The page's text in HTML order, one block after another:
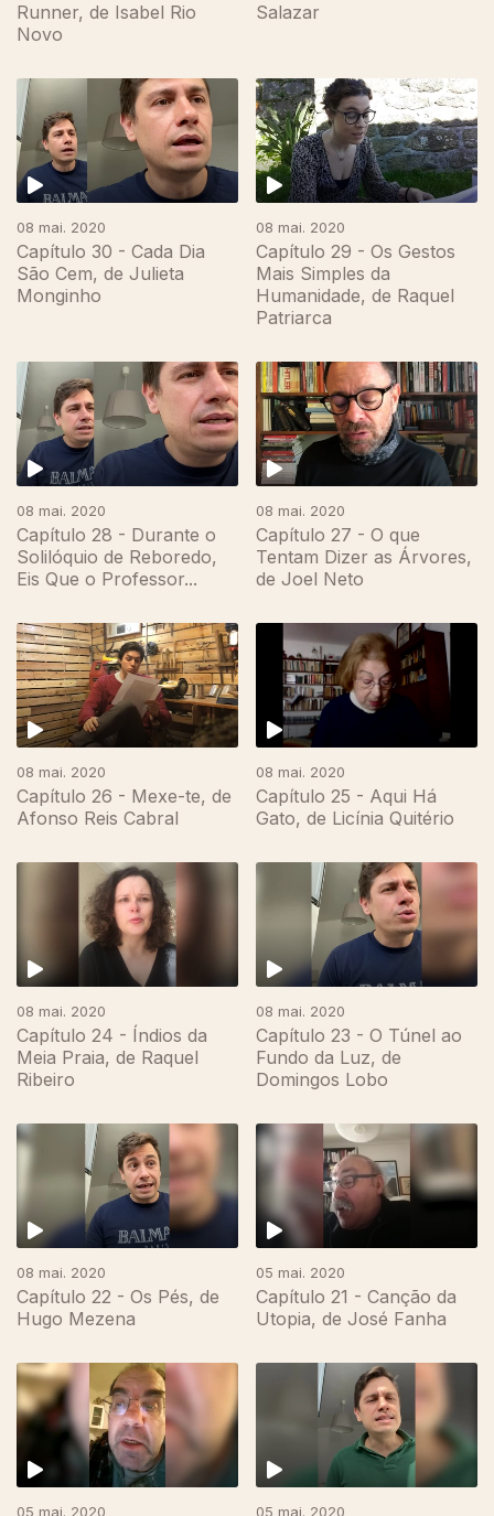
Runner, de Isabel Rio
Novo
Salazar
08 mai. 2020
Capítulo 30 - Cada Dia
São Cem, de Julieta
Monginho
08 mai. 2020
Capítulo 29 - Os Gestos
Mais Simples da
Humanidade, de Raquel
Patriarca
08 mai. 2020
Capítulo 28 - Durante o
Solilóquio de Reboredo,
Eis Que o Professor...
08 mai. 2020
Capítulo 27 - O que
Tentam Dizer as Árvores,
de Joel Neto
08 mai. 2020
Capítulo 26 - Mexe-te, de
Afonso Reis Cabral
08 mai. 2020
Capítulo 25 - Aqui Há
Gato, de Licínia Quitério
08 mai. 2020
Capítulo 24 - Índios da
Meia Praia, de Raquel
Ribeiro
08 mai. 2020
Capítulo 23 - O Túnel ao
Fundo da Luz, de
Domingos Lobo
08 mai. 2020
Capítulo 22 - Os Pés, de
Hugo Mezena
05 mai. 2020
Capítulo 21 - Canção da
Utopia, de José Fanha
05 mai. 2020 05 mai. 2020